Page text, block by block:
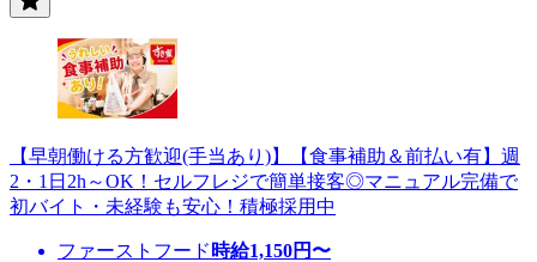
【早朝働ける方歓迎(手当あり)】【食事補助＆前払い有】週
2・1日2h～OK！セルフレジで簡単接客◎マニュアル完備で
初バイト・未経験も安心！積極採用中
ファーストフード 時給1,150円〜